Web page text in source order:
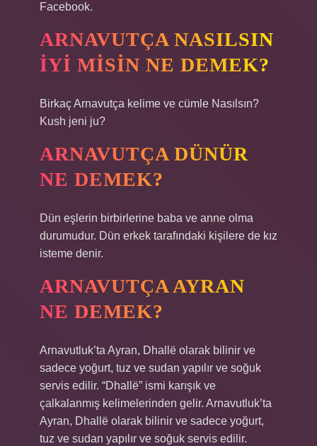
Facebook.
ARNAVUTÇA NASILSIN
IYI MISIN NE DEMEK?
Birkaç Arnavutça kelime ve cümle Nasılsın?
Kush jeni ju?
ARNAVUTÇA DÜNÜR
NE DEMEK?
Dün eşlerin birbirlerine baba ve anne olma
durumudur. Dün erkek tarafındaki kişilere de kız
isteme denir.
ARNAVUTÇA AYRAN
NE DEMEK?
Arnavutluk’ta Ayran, Dhallë olarak bilinir ve
sadece yoğurt, tuz ve sudan yapılır ve soğuk
servis edilir. “Dhallë” ismi karışık ve
çalkalanmış kelimelerinden gelir. Arnavutluk’ta
Ayran, Dhallë olarak bilinir ve sadece yoğurt,
tuz ve sudan yapılır ve soğuk servis edilir.